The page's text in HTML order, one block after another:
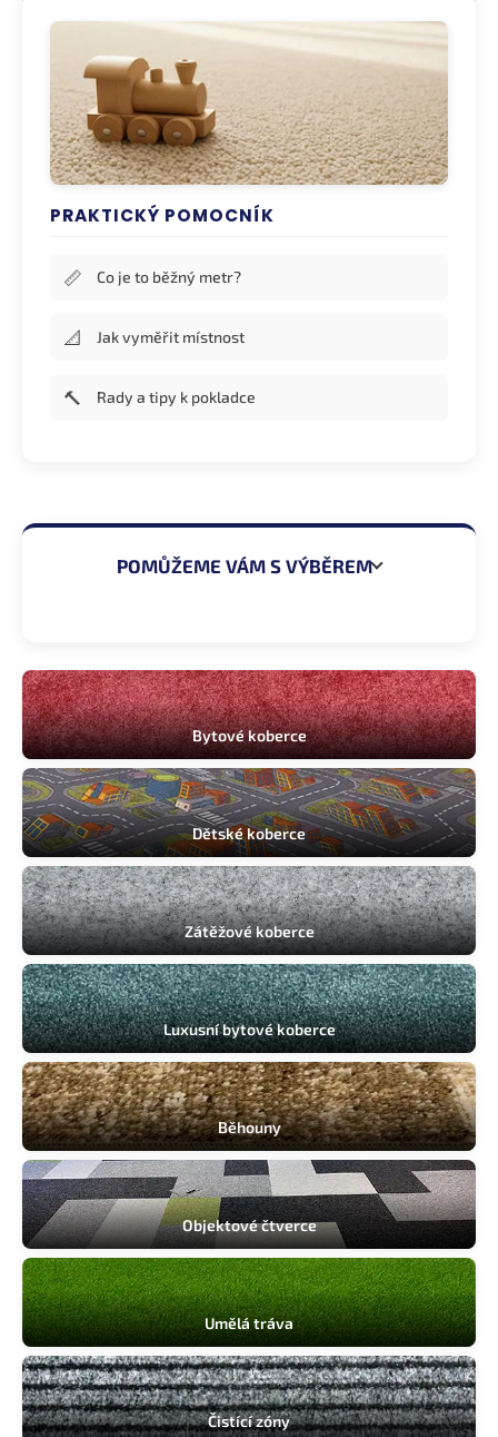
PRAKTICKÝ POMOCNÍK
📏 Co je to běžný metr?
📐 Jak vyměřit místnost
🔨 Rady a tipy k pokladce
POMŮŽEME VÁM S VÝBĚREM
Ložnice Obývací pokoj
Dětský pokoj Pracovna
Chodba Kancelář
Komerční prostory
Bytové koberce
Dětské koberce
Zátěžové koberce
Luxusní bytové koberce
Běhouny
Objektové čtverce
Umělá tráva
Čistící zóny